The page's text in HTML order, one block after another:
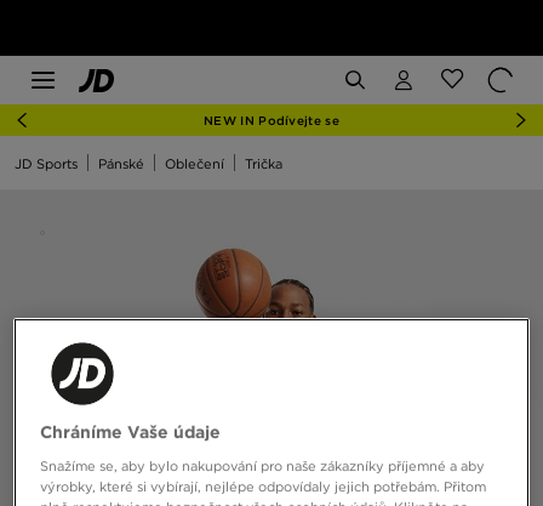
NEW IN Podívejte se
JD Sports Pánské Oblečení Trička
Chráníme Vaše údaje
Snažíme se, aby bylo nakupování pro naše zákazníky příjemné a aby
výrobky, které si vybírají, nejlépe odpovídaly jejich potřebám. Přitom